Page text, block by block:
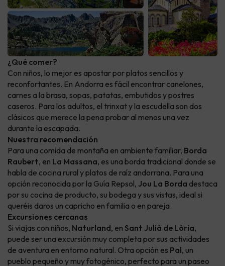
¿Qué comer?
Con niños, lo mejor es apostar por platos sencillos y
reconfortantes. En Andorra es fácil encontrar canelones,
carnes a la brasa, sopas, patatas, embutidos y postres
caseros. Para los adultos, el trinxat y la escudella son dos
clásicos que merece la pena probar al menos una vez
durante la escapada.
Nuestra recomendación
Para una comida de montaña en ambiente familiar, Borda
Raubert, en La Massana, es una borda tradicional donde se
habla de cocina rural y platos de raíz andorrana. Para una
opción reconocida por la Guía Repsol, Jou La Borda destaca
por su cocina de producto, su bodega y sus vistas, ideal si
queréis daros un capricho en familia o en pareja.
Excursiones cercanas
Si viajas con niños, Naturland, en Sant Julià de Lòria,
puede ser una excursión muy completa por sus actividades
de aventura en entorno natural. Otra opción es Pal, un
pueblo pequeño y muy fotogénico, perfecto para un paseo